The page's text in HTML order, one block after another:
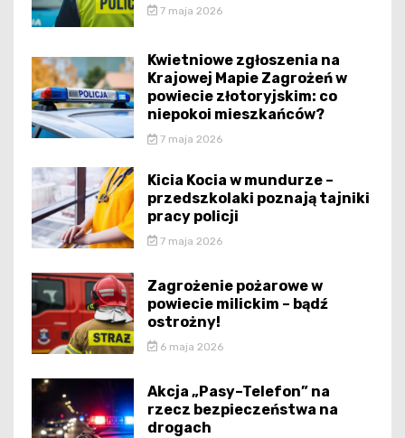
7 maja 2026
Kwietniowe zgłoszenia na
Krajowej Mapie Zagrożeń w
powiecie złotoryjskim: co
niepokoi mieszkańców?
7 maja 2026
Kicia Kocia w mundurze –
przedszkolaki poznają tajniki
pracy policji
7 maja 2026
Zagrożenie pożarowe w
powiecie milickim – bądź
ostrożny!
6 maja 2026
Akcja „Pasy–Telefon” na
rzecz bezpieczeństwa na
drogach